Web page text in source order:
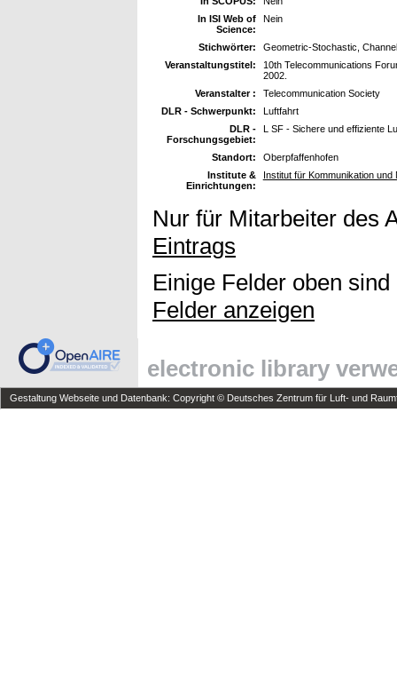
In ISI Web of
Science:
Nein
Stichwörter:
Geometric-Stochastic,
Veranstaltungstitel:
10th Telecommunications
2002.
Veranstalter :
Telecommunication Society
DLR - Schwerpunkt:
Luftfahrt
DLR -
Forschungsgebiet:
L SF - Sichere und effiziente
Standort:
Oberpfaffenhofen
Institute &
Einrichtungen:
Institut für Kommunikation und
Nur für Mitarbeiter des
Eintrags
Einige Felder oben
Felder anzeigen
electronic library
Gestaltung Webseite und Datenbank: Copyright © Deutsches Zentrum für Luft- und